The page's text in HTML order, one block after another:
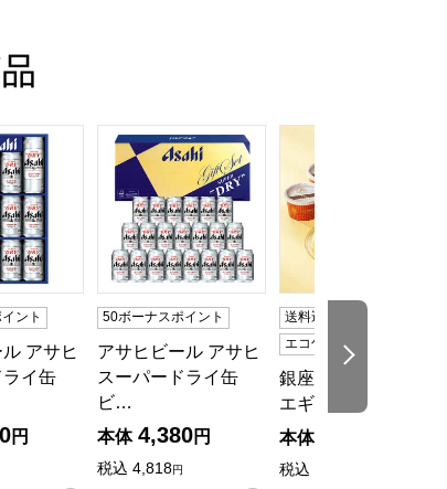
オンのおせち】
品目】【イオンのおせち】
シック30【夏の贈りもの・お中元】[EX-C30]
ル アサヒスーパードライ缶ビールセット【夏の贈りも
ント
アサヒ
ライ缶
円
アサヒビール アサヒスーパードライ缶ビ
50ボーナスポイント
アサヒビール アサヒ
スーパードライ缶
ビ…
本体 4,380円
税込 4,818円
送料込み
エコ包装
銀座京橋 レ ロジェ
エギュスキロール…
本体
税込
次の商品